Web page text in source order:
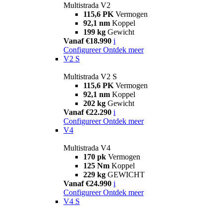
Multistrada V2
115,6 PK Vermogen
92,1 nm Koppel
199 kg Gewicht
Vanaf €18.990 i
Configureer Ontdek meer
V2 S
Multistrada V2 S
115,6 PK Vermogen
92,1 nm Koppel
202 kg Gewicht
Vanaf €22.290 i
Configureer Ontdek meer
V4
Multistrada V4
170 pk Vermogen
125 Nm Koppel
229 kg GEWICHT
Vanaf €24.990 i
Configureer Ontdek meer
V4 S